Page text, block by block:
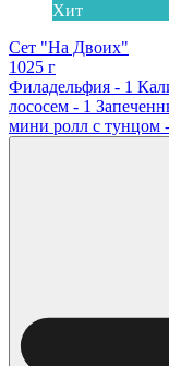
Хит
Сет "На Двоих"
1025 г
Филадельфия - 1
лососем - 1
мини ролл с тунцом